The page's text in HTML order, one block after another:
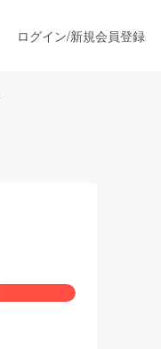
ログイン/新規会員登録